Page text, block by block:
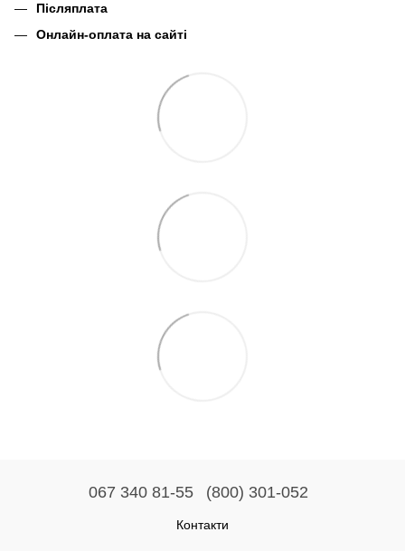
Післяплата
Онлайн-оплата на сайті
067 340 81-55 (800) 301-052
Контакти